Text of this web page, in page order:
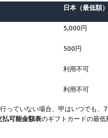
日本（最低額）
5,000円
500円
利用不可
利用不可
っていない場合、甲はいつでも
払可能金額表のギフトカードの最